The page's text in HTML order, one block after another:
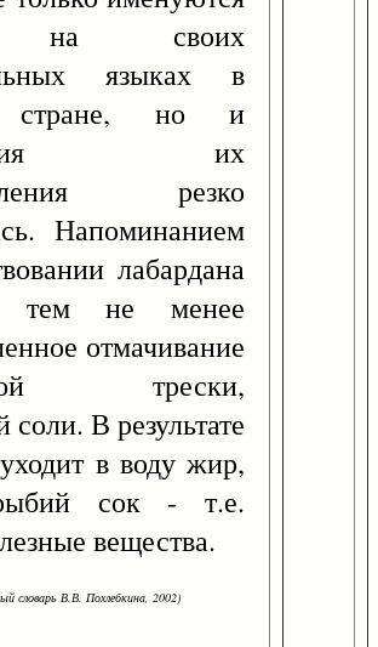
на своих
языках в
стране, но и
их
резко
Напоминанием
лабардана
тем не менее
отмачивание
трески,
В результате
в воду жир,
сок - т.е.
вещества.
словарь В.В. Похлебкина, 2002)